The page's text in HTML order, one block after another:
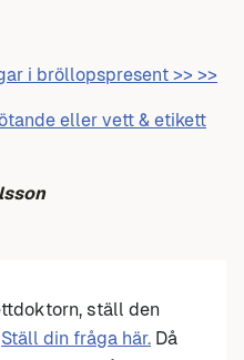
i bröllopspresent >> >>
eller vett & etikett
ställ den
Ställ din fråga här. Då